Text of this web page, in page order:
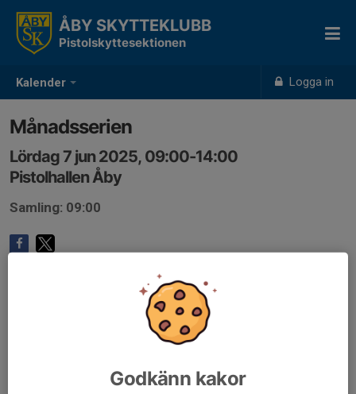
Kalender Logga in
ÅBY SKYTTEKLUBB
Pistolskyttesektionen
Månadsserien
Lördag 7 jun 2025, 09:00-14:00
Pistolhallen Åby
Samling: 09:00
Godkänn kakor